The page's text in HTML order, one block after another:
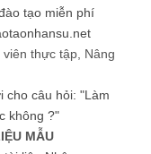
tạo miễn phí
thực tập, Nâng
cho câu hỏi: "Làm
không ?"
MẪU